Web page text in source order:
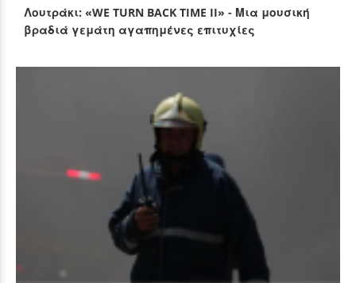
Λουτράκι: «WE TURN BACK TIME II» - Μια μουσική
βραδιά γεμάτη αγαπημένες επιτυχίες